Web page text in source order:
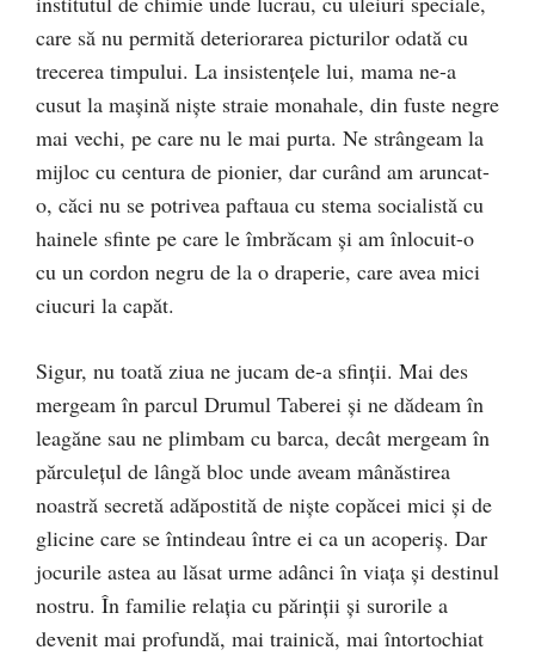
care să nu permită deteriorarea picturilor odată cu
trecerea timpului. La insistenţele lui, mama ne-a
cusut la maşină nişte straie monahale, din fuste negre
mai vechi, pe care nu le mai purta. Ne strângeam la
mijloc cu centura de pionier, dar curând am aruncat-
o, căci nu se potrivea paftaua cu stema socialistă cu
hainele sfinte pe care le îmbrăcam şi am înlocuit-o
cu un cordon negru de la o draperie, care avea mici
ciucuri la capăt.
Sigur, nu toată ziua ne jucam de-a sfinţii. Mai des
mergeam în parcul Drumul Taberei şi ne dădeam în
leagăne sau ne plimbam cu barca, decât mergeam în
părculeţul de lângă bloc unde aveam mânăstirea
noastră secretă adăpostită de nişte copăcei mici şi de
glicine care se întindeau între ei ca un acoperiş. Dar
jocurile astea au lăsat urme adânci în viaţa şi destinul
nostru. În familie relaţia cu părinţii şi surorile a
devenit mai profundă, mai trainică, mai întortochiat